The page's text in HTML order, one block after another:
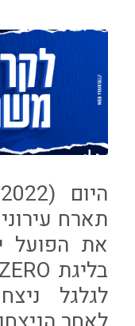
תארח
את הפועל
לגלגל